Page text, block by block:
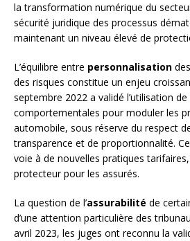
la transformation numérique du
sécurité juridique des processus
maintenant un niveau élevé de
L’équilibre entre personnalisation
des risques constitue un enjeu
septembre 2022 a validé l’utilisation
comportementales pour moduler les
automobile, sous réserve du respect
transparence et de proportionnalité.
voie à de nouvelles pratiques
protecteur pour les assurés.
La question de l’assurabilité de
d’une attention particulière des
avril 2023, les juges ont reconnu la